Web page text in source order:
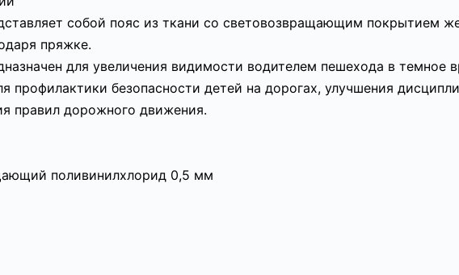
собой пояс из ткани со световозвращающим покрытием
пряжке.
для увеличения видимости водителем пешехода в темное
профилактики безопасности детей на дорогах, улучшения
правил дорожного движения.
поливинилхлорид 0,5 мм